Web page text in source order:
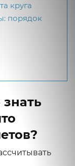
круга
порядок